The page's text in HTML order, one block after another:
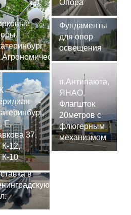
Е.
37,
12,
10
7,75м,
в
Опора
Фундаменты
для опор
освещения
п.Антипаюта,
ЯНАО,
Флагшток
20метров с
флюгерным
механизмом